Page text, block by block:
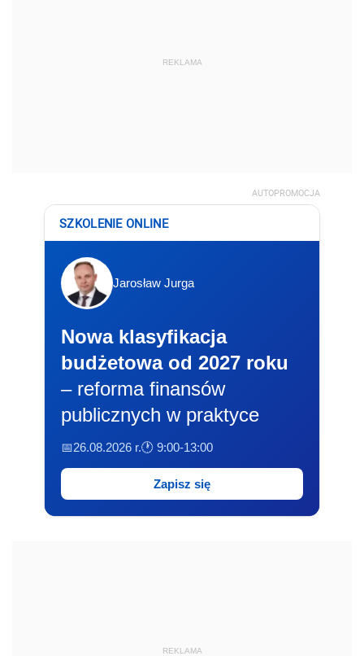
REKLAMA
AUTOPROMOCJA
SZKOLENIE ONLINE
Jarosław Jurga
Nowa klasyfikacja
budżetowa od 2027 roku
– reforma finansów
publicznych w praktyce
📅26.08.2026 r.🕐 9:00-13:00
Zapisz się
REKLAMA